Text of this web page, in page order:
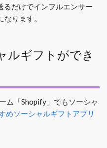
るだけでインフルエンサー
ります。
ルギフトができ
ム「Shopify」でもソーシャ
めソーシャルギフトアプリ